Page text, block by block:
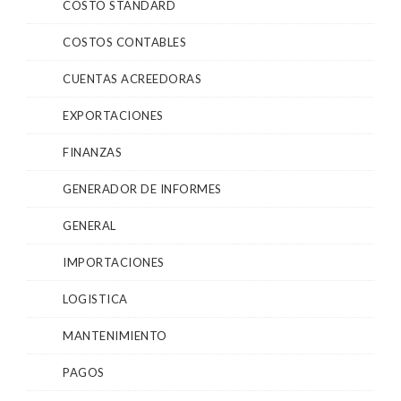
COSTO STANDARD
COSTOS CONTABLES
CUENTAS ACREEDORAS
EXPORTACIONES
FINANZAS
GENERADOR DE INFORMES
GENERAL
IMPORTACIONES
LOGISTICA
MANTENIMIENTO
PAGOS